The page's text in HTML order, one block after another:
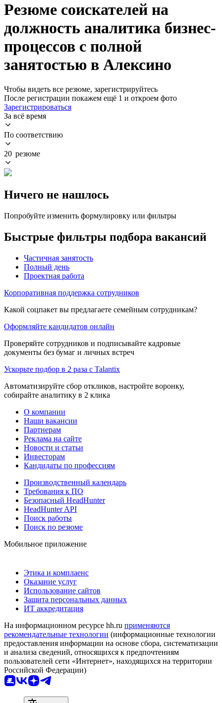
Резюме соискателей на
должность аналитика бизнес-
процессов с полной
занятостью в Алексино
Чтобы видеть все резюме, зарегистрируйтесь
После регистрации покажем ещё 1 и откроем фото
Зарегистрироваться
За всё время
По соответствию
20 резюме
Ничего не нашлось
Попробуйте изменить формулировку или фильтры
Быстрые фильтры подбора вакансий
Частичная занятость
Полный день
Проектная работа
Корпоративная поддержка сотрудников
Какой соцпакет вы предлагаете семейным сотрудникам?
Оформляйте кандидатов онлайн
Проверяйте сотрудников и подписывайте кадровые
документы без бумаг и личных встреч
Ускорьте подбор в 2 раза с Talantix
Автоматизируйте сбор откликов, настройте воронку,
собирайте аналитику в 2 клика
О компании
Наши вакансии
Партнерам
Реклама на сайте
Новости и статьи
Инвесторам
Кандидаты по профессиям
Производственный календарь
Требования к ПО
Безопасный HeadHunter
HeadHunter API
Поиск работы
Поиск по резюме
Мобильное приложение
Этика и комплаенс
Оказание услуг
Использование сайтов
Защита персональных данных
ИТ аккредитация
На информационном ресурсе hh.ru применяются
рекомендательные технологии (информационные технологии
предоставления информации на основе сбора, систематизации
и анализа сведений, относящихся к предпочтениям
пользователей сети «Интернет», находящихся на территории
Российской Федерации)